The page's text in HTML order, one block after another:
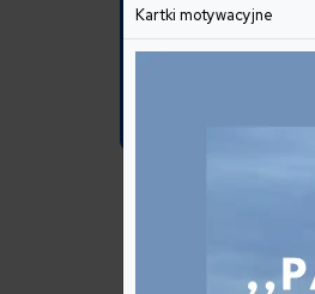
Kartki motywacyjne
Przedszkole